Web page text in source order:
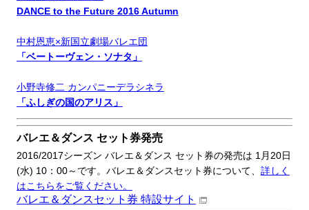
DANCE to the Future 2016 Autumn
中村恩恵×新国立劇場バレエ団
「ベートーヴェン・ソナタ」
小野寺修二 カンパニーデラシネラ
「ふしぎの国のアリス」
バレエ＆ダンス セット券発売
2016/2017シーズン バレエ＆ダンス セット券の発売は 1月20日
(水) 10：00～です。 バレエ＆ダンスセット券について、 詳しく
はこちらをご覧ください。
バレエ＆ダンスセット券 特設サイト